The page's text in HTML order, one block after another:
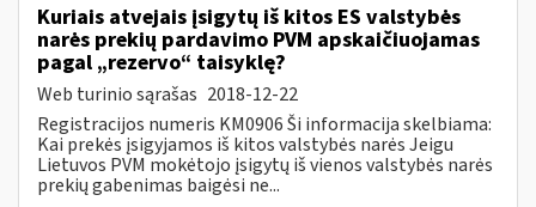
Kuriais atvejais įsigytų iš kitos ES valstybės
narės prekių pardavimo PVM apskaičiuojamas
pagal „rezervo“ taisyklę?
Web turinio sąrašas 2018-12-22
Registracijos numeris KM0906 Ši informacija skelbiama:
Kai prekės įsigyjamos iš kitos valstybės narės Jeigu
Lietuvos PVM mokėtojo įsigytų iš vienos valstybės narės
prekių gabenimas baigėsi ne...